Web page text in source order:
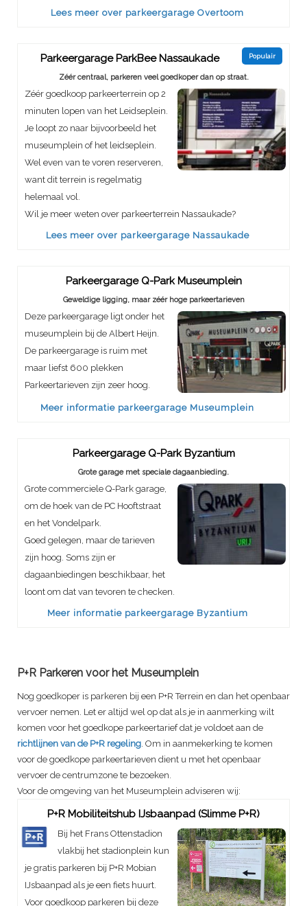
Lees meer over parkeergarage Overtoom
Populair
Parkeergarage ParkBee Nassaukade
Zéér centraal, parkeren veel goedkoper dan op straat.
Zéér goedkoop parkeerterrein op 2
minuten lopen van het Leidseplein.
Je loopt zo naar bijvoorbeeld het
museumplein of het leidseplein.
Wel even van te voren reserveren,
want dit terrein is regelmatig
helemaal vol.
Wil je meer weten over parkeerterrein Nassaukade?
Lees meer over parkeergarage Nassaukade
Parkeergarage Q-Park Museumplein
Geweldige ligging, maar zéér hoge parkeertarieven
Deze parkeergarage ligt onder het
museumplein bij de Albert Heijn.
De parkeergarage is ruim met
maar liefst 600 plekken
Parkeertarieven zijn zeer hoog.
Meer informatie parkeergarage Museumplein
Parkeergarage Q-Park Byzantium
Grote garage met speciale dagaanbieding.
Grote commerciele Q-Park garage,
om de hoek van de PC Hooftstraat
en het Vondelpark.
Goed gelegen, maar de tarieven
zijn hoog. Soms zijn er
dagaanbiedingen beschikbaar, het
loont om dat van tevoren te checken.
Meer informatie parkeergarage Byzantium
P+R Parkeren voor het Museumplein
Nog goedkoper is parkeren bij een P+R Terrein en dan het openbaar
vervoer nemen. Let er altijd wel op dat als je in aanmerking wilt
komen voor het goedkope parkeertarief dat je voldoet aan de
richtlijnen van de P+R regeling . Om in aanmekerking te komen
voor de goedkope parkeertarieven dient u met het openbaar
vervoer de centrumzone te bezoeken.
Voor de omgeving van het Museumplein adviseren wij:
P+R Mobiliteitshub IJsbaanpad (Slimme P+R)
Bij het Frans Ottenstadion
vlakbij het stadionplein kun
je gratis parkeren bij P+R Mobian
IJsbaanpad als je een fiets huurt.
Voor goedkoop parkeren bij deze